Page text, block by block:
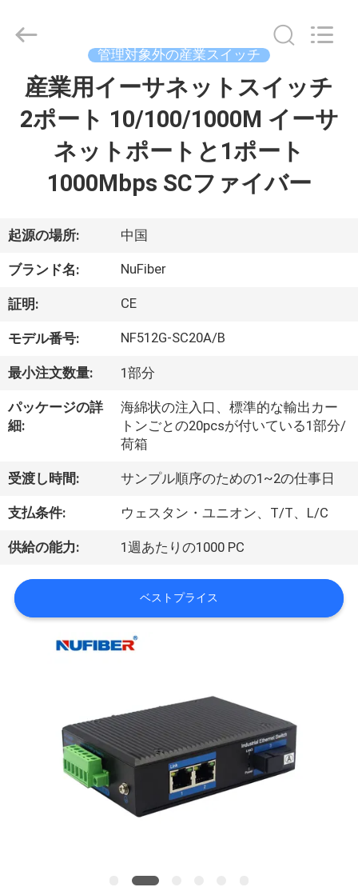
ク
ト
私
達
つ
て
工
場
旅
Shenzhen
ECER
管理対象外の産業スイッチ
産業用イーサネットスイッチ
2ポート 10/100/1000M イーサ
ネットポートと1ポート
1000Mbps SCファイバー
起源の場所: 中国
ブランド名: NuFiber
証明: CE
モデル番号: NF512G-SC20A/B
最小注文数量: 1部分
パッケージの詳
細:
海綿状の注入口、標準的な輸出カー
トンごとの20pcsが付いている1部分/
荷箱
受渡し時間: サンプル順序のための1~2の仕事日
支払条件: ウェスタン・ユニオン、T/T、L/C
供給の能力: 1週あたりの1000 PC
ベストプライス